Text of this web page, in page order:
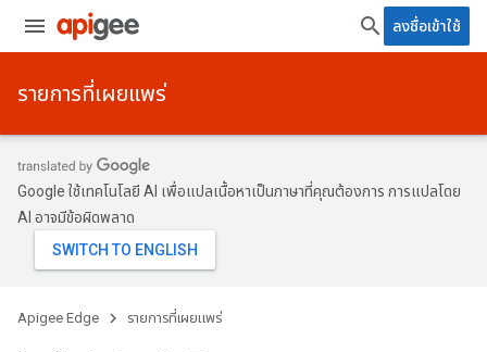
ลงชื่อเข้าใช้
รายการที่เผยแพร่
Google ใช้เทคโนโลยี AI เพื่อแปลเนื้อหาเป็นภาษาที่คุณต้องการ การแปลโดย
AI อาจมีข้อผิดพลาด
Apigee Edge รายการที่เผยแพร่